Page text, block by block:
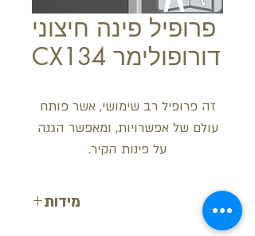
פרופיל פינה חיצוני
דורופולימר CX134
זה פרופיל רב שימושי, אשר פותח
עולם של אפשרויות, ומאפשר הגנה
על פינות הקיר.
מידות